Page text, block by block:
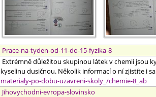
Prace-na-tyden-od-11-do-15-fyzika-8
Extrémně důležitou skupinou látek v chemii jsou
kyselinu dusičnou. Několik informací o ní zjistíte i
materialy-po-dobu-uzavreni-skoly_/chemie-8_ab
Jihovychodni-evropa-slovinsko